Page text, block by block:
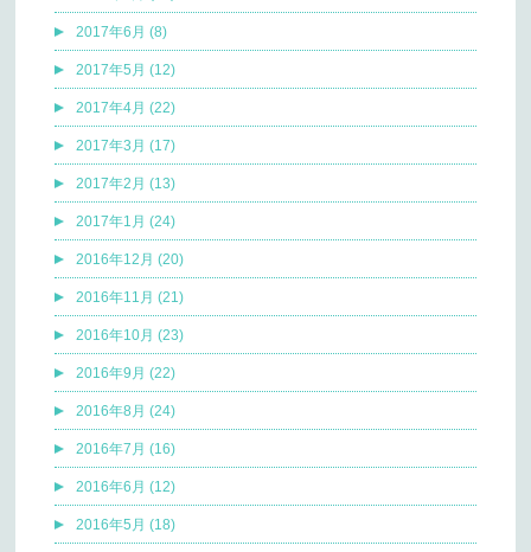
2017年6月 (8)
2017年5月 (12)
2017年4月 (22)
2017年3月 (17)
2017年2月 (13)
2017年1月 (24)
2016年12月 (20)
2016年11月 (21)
2016年10月 (23)
2016年9月 (22)
2016年8月 (24)
2016年7月 (16)
2016年6月 (12)
2016年5月 (18)